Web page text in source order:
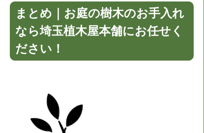
まとめ｜お庭の樹木のお手入れ
なら埼玉植木屋本舗にお任せく
ださい！